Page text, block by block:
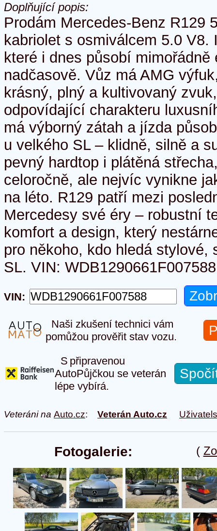
Doplňující popis:
Prodám Mercedes-Benz R129
kabriolet s osmiválcem 5.0 V8.
které i dnes působí mimořádně
nadčasově. Vůz má AMG
krásný, plný a kultivovaný
odpovídající charakteru
má výborný zátah a jízda
u velkého SL – klidně, silně a
pevný hardtop i plátěná
celoročně, ale nejvíc vynikne
na léto. R129 patří mezi
Mercedesy své éry – robustní
komfort a design, který
pro někoho, kdo hledá stylové,
SL. VIN: WDB1290661F007588
VIN:
Naši zkušení technici vám
pomůžou prověřit stav vozu.
S připravenou
AutoPůjčkou se veterán
lépe vybírá.
Veteráni na Auto.cz: Veterán Auto.cz
(
Fotogalerie: